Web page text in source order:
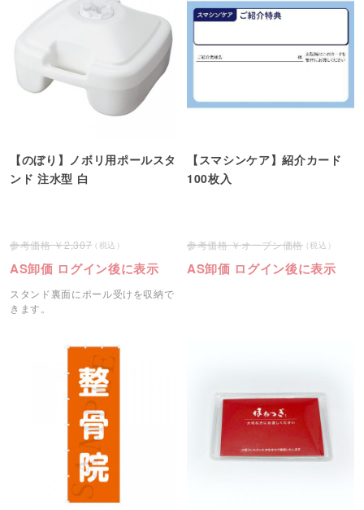
【のぼり】ノボリ用ポールスタ
ンド 注水型 白
2,307
AS卸価 ログイン後に表示
スタンド裏面にポール受けを収納で
きます。
【スマシンケア】紹介カード
100枚入
オープン価格
AS卸価 ログイン後に表示